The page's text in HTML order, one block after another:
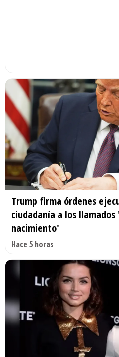
Trump firma órdenes
ciudadanía a los
nacimiento'
Hace 5 horas